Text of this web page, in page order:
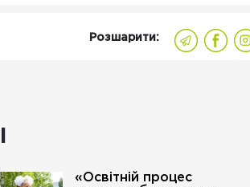
Розшарити:
«Освітній процес